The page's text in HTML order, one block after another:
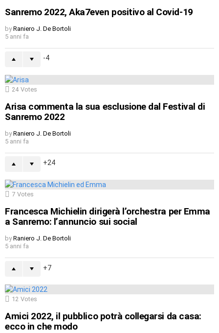
Sanremo 2022, Aka7even positivo al Covid-19
by Raniero J. De Bortoli
5 anni fa
-4
24 Votes
Arisa commenta la sua esclusione dal Festival di
Sanremo 2022
by Raniero J. De Bortoli
5 anni fa
24
7 Votes
Francesca Michielin dirigerà l’orchestra per Emma
a Sanremo: l’annuncio sui social
by Raniero J. De Bortoli
5 anni fa
7
12 Votes
Amici 2022, il pubblico potrà collegarsi da casa:
ecco in che modo